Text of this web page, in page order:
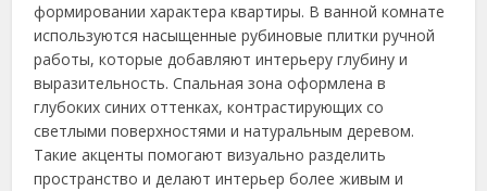
формировании характера квартиры. В ванной комнате
используются насыщенные рубиновые плитки ручной
работы, которые добавляют интерьеру глубину и
выразительность. Спальная зона оформлена в
глубоких синих оттенках, контрастирующих со
светлыми поверхностями и натуральным деревом.
Такие акценты помогают визуально разделить
пространство и делают интерьер более живым и